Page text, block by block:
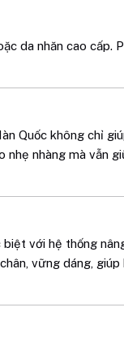
da nhăn cao cấp.
Quốc không chỉ
nhẹ nhàng mà vẫn
với hệ thống
vững dáng,